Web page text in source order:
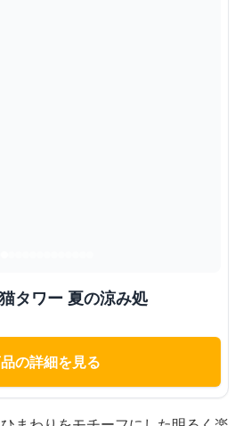
タワー 夏の涼み処
の詳細を見る